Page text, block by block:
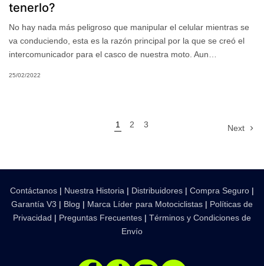
tenerlo?
No hay nada más peligroso que manipular el celular mientras se
va conduciendo, esta es la razón principal por la que se creó el
intercomunicador para el casco de nuestra moto. Aun…
25/02/2022
1 2 3 Next
Contáctanos| Nuestra Historia| Distribuidores |Compra Seguro |
Garantía V3 | Blog | Marca Líder para Motociclistas| Políticas de
Privacidad | Preguntas Frecuentes|Términos y Condiciones de
Envío